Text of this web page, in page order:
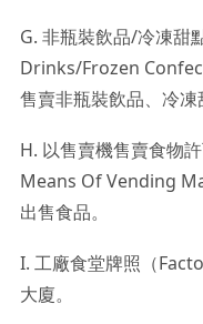
G. 非瓶裝飲品/冷凍
Drinks/Frozen
售賣非瓶裝飲品、冷凍
H. 以售賣機售賣食物
Means Of Vending
出售食品。
I. 工廠食堂牌照（
大廈。